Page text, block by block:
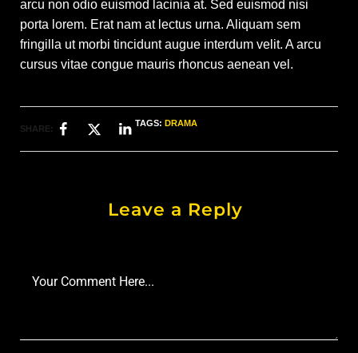
arcu non odio euismod lacinia at. Sed euismod nisi
porta lorem. Erat nam at lectus urna. Aliquam sem
fringilla ut morbi tincidunt augue interdum velit. A arcu
cursus vitae congue mauris rhoncus aenean vel.
SHARE:
TAGS: DRAMA
Leave a Reply